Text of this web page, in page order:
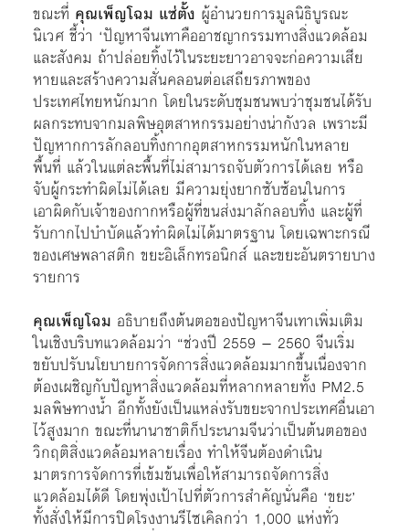
ขณะที่ คุณเพ็ญโฉม แซ่ตั้ง ผู้อํานวยการมูลนิธิบูรณะ
นิเวศ ชี้ว่า ‘ปัญหาจีนเทาคืออาชญากรรมทางสิ่งแวดล้อม
และสังคม ถ้าปล่อยทิ้งไว้ในระยะยาวอาจจะก่อความเสีย
หายและสร้างความสั่นคลอนต่อเสถียรภาพของ
ประเทศไทยหนักมาก โดยในระดับชุมชนพบว่าชุมชนได้รับ
ผลกระทบจากมลพิษอุตสาหกรรมอย่างน่ากังวล เพราะมี
ปัญหากการลักลอบทิ้งกากอุตสาหกรรมหนักในหลาย
พื้นที่ แล้วในแต่ละพื้นที่ไม่สามารถจับตัวการได้เลย หรือ
จับผู้กระทำผิดไม่ได้เลย มีความยุ่งยากซับซ้อนในการ
เอาผิดกับเจ้าของกากหรือผู้ที่ขนส่งมาลักลอบทิ้ง และผู้ที่
รับกากไปบำบัดแล้วทำผิดไม่ได้มาตรฐาน โดยเฉพาะกรณี
ของเศษพลาสติก ขยะอิเล็กทรอนิกส์ และขยะอันตรายบาง
รายการ
คุณเพ็ญโฉม อธิบายถึงต้นตอของปัญหาจีนเทาเพิ่มเติม
ในเชิงบริบทแวดล้อมว่า “ช่วงปี 2559 – 2560 จีนเริ่ม
ขยับปรับนโยบายการจัดการสิ่งแวดล้อมมากขึ้นเนื่องจาก
ต้องเผชิญกับปัญหาสิ่งแวดล้อมที่หลากหลายทั้ง PM2.5
มลพิษทางน้ำ อีกทั้งยังเป็นแหล่งรับขยะจากประเทศอื่นเอา
ไว้สูงมาก ขณะที่นานาชาติก็ประนามจีนว่าเป็นต้นตอของ
วิกฤติสิ่งแวดล้อมหลายเรื่อง ทำให้จีนต้องดำเนิน
มาตรการจัดการที่เข้มข้นเพื่อให้สามารถจัดการสิ่ง
แวดล้อมได้ดี โดยพุ่งเป้าไปที่ตัวการสำคัญนั่นคือ ‘ขยะ’
ทั้งสั่งให้มีการปิดโรงงานรีไซเคิลกว่า 1,000 แห่งทั่ว